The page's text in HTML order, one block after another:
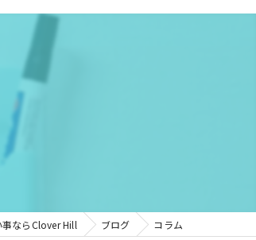
ポーツ
ならClover Hill ブログ コラム